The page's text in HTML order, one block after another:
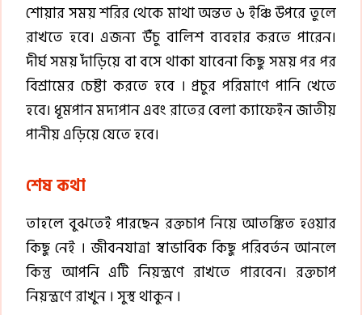
শোয়ার সময় শরির থেকে মাথা অন্তত ৬ ইঞ্চি উপরে তুলে
রাখতে হবে। এজন্য উঁচু বালিশ ব্যবহার করতে পারেন।
দীর্ঘ সময় দাঁড়িয়ে বা বসে থাকা যাবেনা কিছু সময় পর পর
বিশ্রামের চেষ্টা করতে হবে । প্রচুর পরিমাণে পানি খেতে
হবে। ধূমপান মদ্যপান এবং রাতের বেলা ক্যাফেইন জাতীয়
পানীয় এড়িয়ে যেতে হবে।
শেষ কথা
তাহলে বুঝতেই পারছেন রক্তচাপ নিয়ে আতঙ্কিত হওয়ার
কিছু নেই । জীবনযাত্রা স্বাভাবিক কিছু পরিবর্তন আনলে
কিন্তু আপনি এটি নিয়ন্ত্রণে রাখতে পারবেন। রক্তচাপ
নিয়ন্ত্রণে রাখুন । সুস্থ থাকুন ।